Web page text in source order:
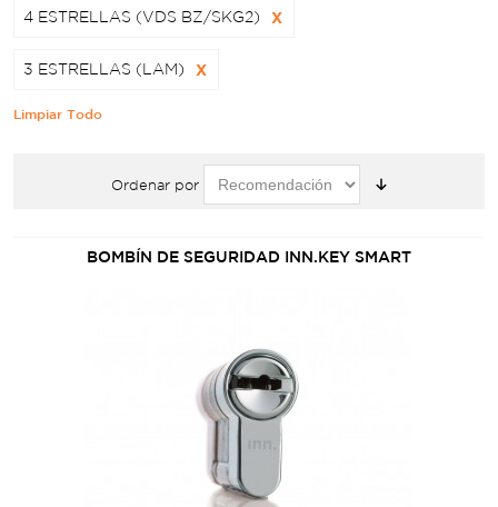
4 ESTRELLAS (VDS BZ/SKG2) X
3 ESTRELLAS (LAM) X
Limpiar Todo
Ordenar por
BOMBÍN DE SEGURIDAD INN.KEY SMART